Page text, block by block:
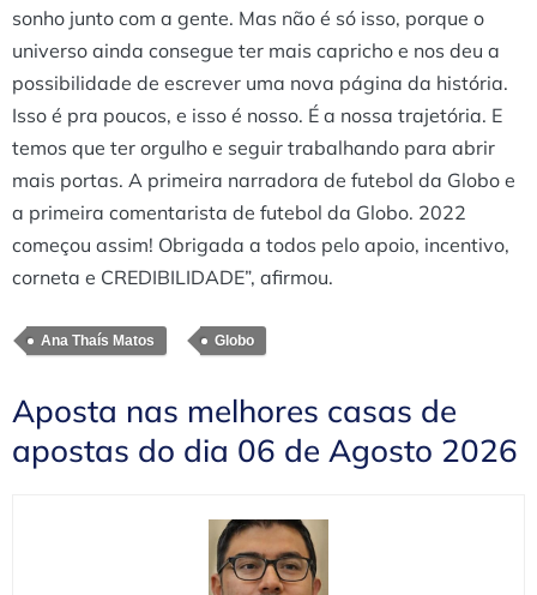
sonho junto com a gente. Mas não é só isso, porque o
universo ainda consegue ter mais capricho e nos deu a
possibilidade de escrever uma nova página da história.
Isso é pra poucos, e isso é nosso. É a nossa trajetória. E
temos que ter orgulho e seguir trabalhando para abrir
mais portas. A primeira narradora de futebol da Globo e
a primeira comentarista de futebol da Globo. 2022
começou assim! Obrigada a todos pelo apoio, incentivo,
corneta e CREDIBILIDADE”, afirmou.
Ana Thaís Matos Globo
Aposta nas melhores casas de
apostas do dia 06 de Agosto 2026